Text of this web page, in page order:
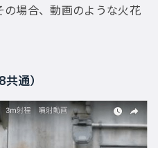
場合、動画のような火花
通）